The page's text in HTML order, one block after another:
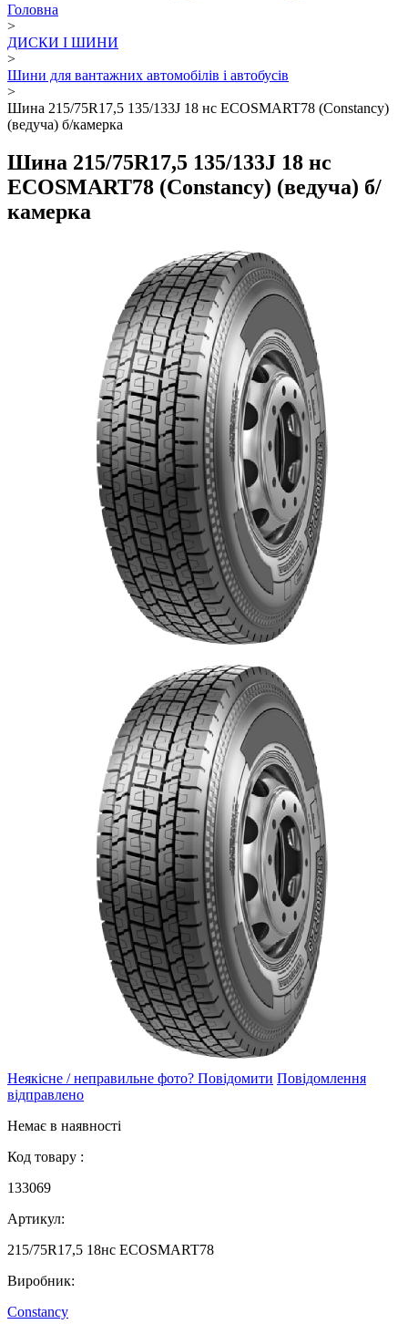
Головна
>
ДИСКИ І ШИНИ
>
Шини для вантажних автомобілів і автобусів
>
Шина 215/75R17,5 135/133J 18 нс ECOSMART78 (Constancy)
(ведуча) б/камерка
Шина 215/75R17,5 135/133J 18 нс
ECOSMART78 (Constancy) (ведуча) б/
камерка
Неякісне / неправильне фото? Повідомити Повідомлення
відправлено
Немає в наявності
Код товару :
133069
Артикул:
215/75R17,5 18нc ECOSMART78
Виробник:
Constancy